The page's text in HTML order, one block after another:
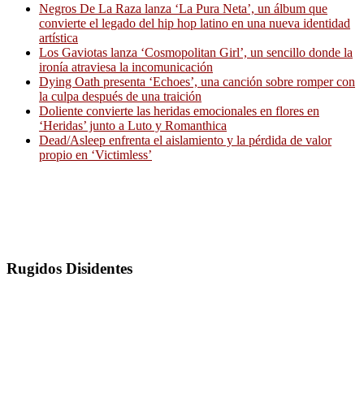
Negros De La Raza lanza ‘La Pura Neta’, un álbum que
convierte el legado del hip hop latino en una nueva identidad
artística
Los Gaviotas lanza ‘Cosmopolitan Girl’, un sencillo donde la
ironía atraviesa la incomunicación
Dying Oath presenta ‘Echoes’, una canción sobre romper con
la culpa después de una traición
Doliente convierte las heridas emocionales en flores en
‘Heridas’ junto a Luto y Romanthica
Dead/Asleep enfrenta el aislamiento y la pérdida de valor
propio en ‘Victimless’
Rugidos Disidentes